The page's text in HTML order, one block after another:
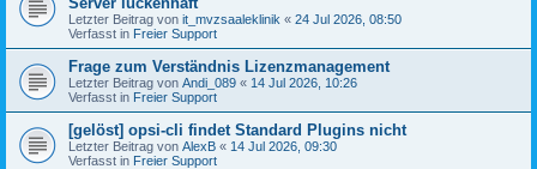
Letzter Beitrag von it_mvzsaaleklinik « 24 Jul 2026, 08:50
Verfasst in Freier Support
Frage zum Verständnis Lizenzmanagement
Letzter Beitrag von Andi_089 « 14 Jul 2026, 10:26
Verfasst in Freier Support
[gelöst] opsi-cli findet Standard Plugins nicht
Letzter Beitrag von AlexB « 14 Jul 2026, 09:30
Verfasst in Freier Support